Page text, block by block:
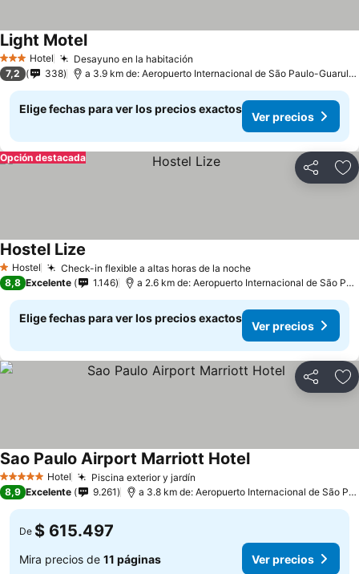
3 Estrellas
Hotel Desayuno en la habitación
Light Motel
7,2 338 a 3.9 km de: Aeropuerto Internacional de São Paulo-Guarulhos
Elige fechas para ver los precios exactos
Ver precios
Compartir
Opción destacada
1 Estrellas
Hostel Check-in flexible a altas horas de la noche
Hostel Lize
8,8 Excelente 1.146 a 2.6 km de: Aeropuerto Internacional de São Paulo-Guarulhos
Elige fechas para ver los precios exactos
Ver precios
Compartir
5 Estrellas Hotel Piscina exterior y jardín
Sao Paulo Airport Marriott Hotel
8,9 Excelente 9.261 a 3.8 km de: Aeropuerto Internacional de São Paulo-Guarulhos
De $ 615.497
Mira precios de 11 páginas Ver precios